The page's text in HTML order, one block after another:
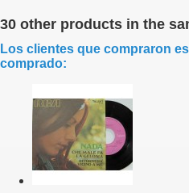
30 other products in the
Los clientes que compraron
comprado: